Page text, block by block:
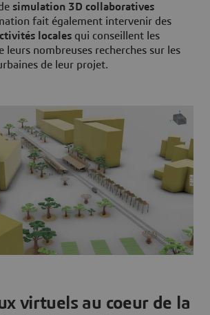
simulation 3D collaboratives
fait également intervenir des
locales qui conseillent les
leurs nombreuses recherches sur les
de leur projet.
virtuels au coeur de la